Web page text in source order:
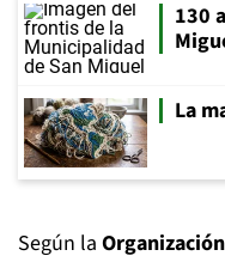
130
La
Según la